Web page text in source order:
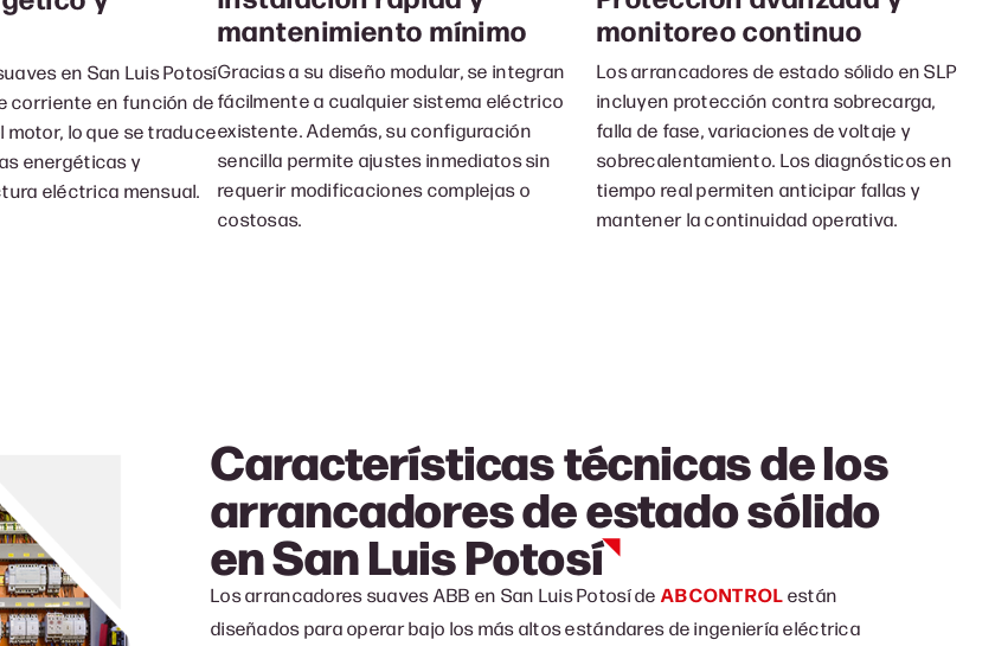
en San Luis Potosí
corriente en función de
motor, lo que se traduce
energéticas y
eléctrica mensual.
mantenimiento mínimo
Gracias a su diseño modular, se integran
fácilmente a cualquier sistema eléctrico
existente. Además, su configuración
sencilla permite ajustes inmediatos sin
requerir modificaciones complejas o
costosas.
monitoreo continuo
Los arrancadores de estado sólido en SLP
incluyen protección contra sobrecarga,
falla de fase, variaciones de voltaje y
sobrecalentamiento. Los diagnósticos en
tiempo real permiten anticipar fallas y
mantener la continuidad operativa.
Características técnicas de los
arrancadores de estado sólido
enSan Luis Potosí
Los arrancadores suaves ABB en San Luis Potosí de ABCONTROLestán
diseñados para operar bajo los más altos estándares de ingeniería eléctrica